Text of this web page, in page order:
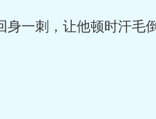
一刺，让他顿时汗毛